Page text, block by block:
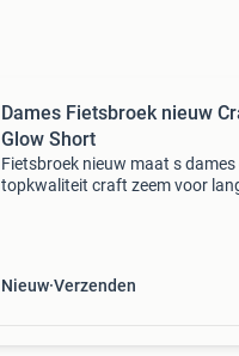
Dames Fietsbroek nieuw
Glow Short
Fietsbroek nieuw maat s
topkwaliteit craft zeem voor
Nieuw Verzenden